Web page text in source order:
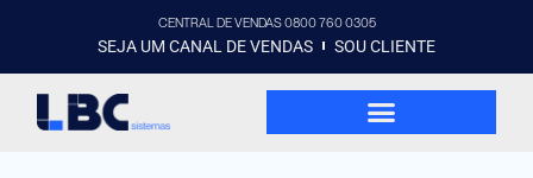
CENTRAL DE VENDAS 0800 760 0305
SEJA UM CANAL DE VENDAS SOU CLIENTE